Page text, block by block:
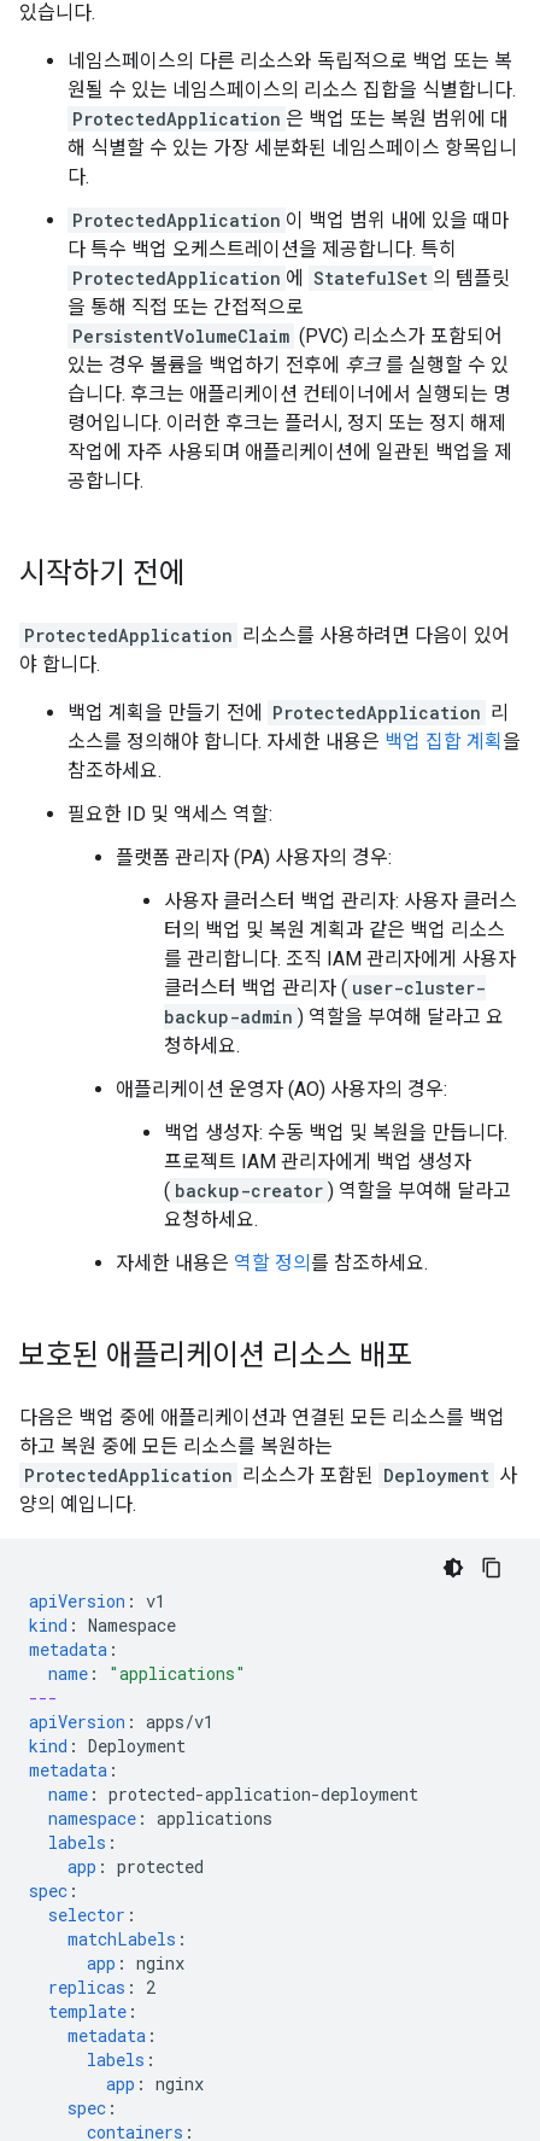
있습니다.
네임스페이스의 다른 리소스와 독립적으로 백업 또는 복
원될 수 있는 네임스페이스의 리소스 집합을 식별합니다.
ProtectedApplication 은 백업 또는 복원 범위에 대
해 식별할 수 있는 가장 세분화된 네임스페이스 항목입니
다.
ProtectedApplication 이 백업 범위 내에 있을 때마
다 특수 백업 오케스트레이션을 제공합니다. 특히
ProtectedApplication 에 StatefulSet 의 템플릿
을 통해 직접 또는 간접적으로
PersistentVolumeClaim (PVC) 리소스가 포함되어
있는 경우 볼륨을 백업하기 전후에 후크 를 실행할 수 있
습니다. 후크는 애플리케이션 컨테이너에서 실행되는 명
령어입니다. 이러한 후크는 플러시, 정지 또는 정지 해제
작업에 자주 사용되며 애플리케이션에 일관된 백업을 제
공합니다.
시작하기 전에
ProtectedApplication 리소스를 사용하려면 다음이 있어
야 합니다.
백업 계획을 만들기 전에 ProtectedApplication 리
소스를 정의해야 합니다. 자세한 내용은 백업 집합 계획 을
참조하세요.
필요한 ID 및 액세스 역할:
플랫폼 관리자 (PA) 사용자의 경우:
사용자 클러스터 백업 관리자: 사용자 클러스
터의 백업 및 복원 계획과 같은 백업 리소스
를 관리합니다. 조직 IAM 관리자에게 사용자
클러스터 백업 관리자 ( user-cluster-
backup-admin ) 역할을 부여해 달라고 요
청하세요.
애플리케이션 운영자 (AO) 사용자의 경우:
백업 생성자: 수동 백업 및 복원을 만듭니다.
프로젝트 IAM 관리자에게 백업 생성자
( backup-creator ) 역할을 부여해 달라고
요청하세요.
자세한 내용은 역할 정의 를 참조하세요.
보호된 애플리케이션 리소스 배포
다음은 백업 중에 애플리케이션과 연결된 모든 리소스를 백업
하고 복원 중에 모든 리소스를 복원하는
ProtectedApplication 리소스가 포함된 Deployment 사
양의 예입니다.
apiVersion : v1
kind : Namespace
metadata :
name :
"applications"
---
apiVersion : apps/v1
kind : Deployment
metadata :
name : protected-application-deployment
namespace : applications
labels :
app : protected
spec :
selector :
matchLabels :
app : nginx
replicas :
2
template :
metadata :
labels :
app : nginx
spec :
containers :